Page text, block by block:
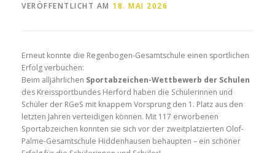
VERÖFFENTLICHT AM 18. MAI 2026
Erneut konnte die Regenbogen-Gesamtschule einen sportlichen
Erfolg verbuchen:
Beim alljährlichen Sportabzeichen-Wettbewerb der Schulen
des Kreissportbundes Herford haben die Schülerinnen und
Schüler der RGeS mit knappem Vorsprung den 1. Platz aus den
letzten Jahren verteidigen können. Mit 117 erworbenen
Sportabzeichen konnten sie sich vor der zweitplatzierten Olof-
Palme-Gesamtschule Hiddenhausen behaupten – ein schöner